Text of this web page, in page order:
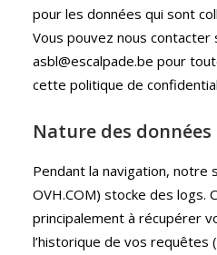
pour les données qui sont
Vous pouvez nous contacter
asbl@escalpade.be pour
cette politique de
Nature des données
Pendant la navigation, notre
OVH.COM) stocke des logs.
principalement à récupérer
l’historique de vos requêtes